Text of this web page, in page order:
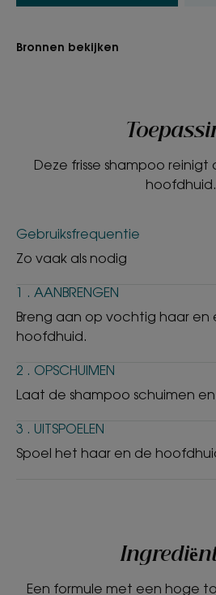
Bronnen bekijken
Deze frisse shampoo
hoofdhuid.
Gebruiksfrequentie
Zo vaak als nodig
1 . AANBRENGEN
Breng aan op vochtig haar
hoofdhuid.
2 . OPSCHUIMEN
Laat de shampoo schuimen
3 . UITSPOELEN
Spoel het haar en de
Een formule met een hoge